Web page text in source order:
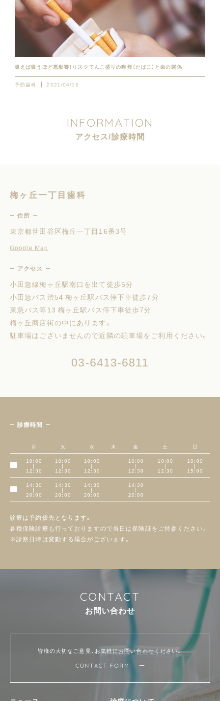
吸えば吸うほど悪影響！リスクてんこ盛りの喫煙（たばこ）と歯の関係
予防歯科 2021/04/19
INFORMATION
アクセス/診療時間
梅ヶ丘一丁目歯科
住所
東京都世田谷区梅丘一丁目16番3号
Google Map
アクセス
小田急線梅ヶ丘駅南口を出て徒歩5分
小田急バス渋54 梅ヶ丘駅バス停下車徒歩7分
東急バス等13 梅ヶ丘駅バス停下車徒歩7分
梅ヶ丘商店街の中にあります。
駐車場はございませんので近隣の駐車場をご利用ください。
03-6413-6811
診療時間
月 火 水 木 金 土 日
10:00
|
12:30
10:00
|
12:30
10:00
|
12:30
10:00
|
12:30
10:00
|
12:30
10:00
|
15:00
14:30
|
20:00
14:30
|
20:00
14:30
|
20:00
14:30
|
20:00
診療は予約優先となります。
各種保険診療も行っておりますので当日は保険証をご持参ください。
※診察日時は変動する場合がございます。
CONTACT
お問い合わせ
皆様の大切なご意見、お気軽にお問い合わせください。
CONTACT FORM